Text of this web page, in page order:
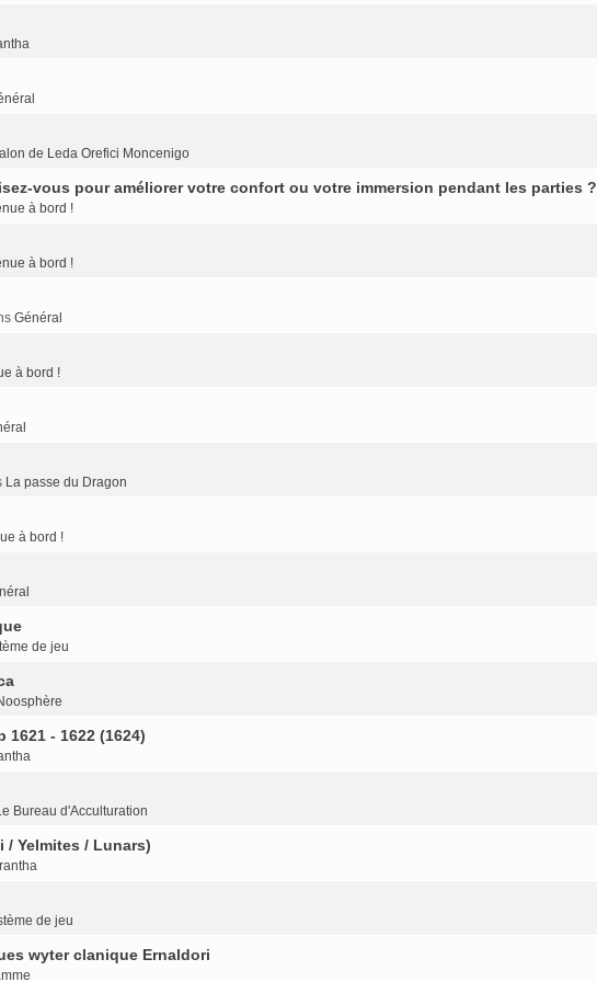
de Leda Orefici Moncenigo
vous pour améliorer votre confort ou votre immersion pendant les parties ?
à bord !
à bord !
Général
à bord !
La passe du Dragon
à bord !
de jeu
- 1622 (1624)
Bureau d'Acculturation
/ Yelmites / Lunars)
de jeu
wyter clanique Ernaldori